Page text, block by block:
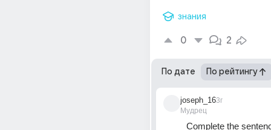
знания
0 2
По дате По рейтингу
joseph_16
Мудрец
3г
Complete the